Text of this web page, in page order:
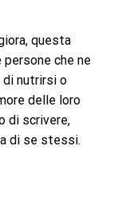
questa
che ne
nutrirsi o
delle loro
di scrivere,
di se stessi.